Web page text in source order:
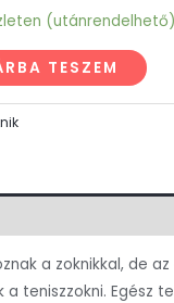
(utánrendelhető)
TESZEM
a zoknikkal, de
teniszzokni. Egész